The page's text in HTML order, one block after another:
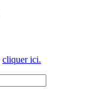
cliquer ici.